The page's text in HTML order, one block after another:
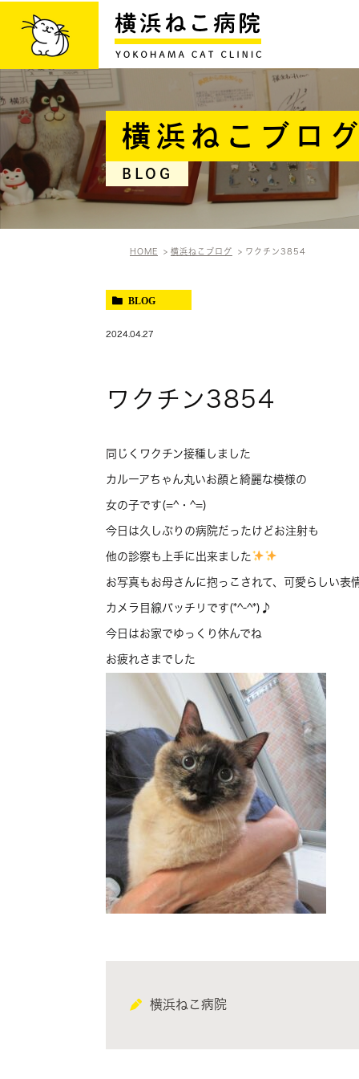
横浜ねこブロ
BLOG
HOME 横浜ねこブログ ワクチン3854
BLOG
2024.04.27
ワクチン3854
同じくワクチン接種しました
カルーアちゃん丸いお顔と綺麗な模様の
女の子です(=^・^=)
今日は久しぶりの病院だったけどお注射も
他の診察も上手に出来ました
お写真もお母さんに抱っこされて、可愛らしい表
カメラ目線バッチリです(*^-^*)♪
今日はお家でゆっくり休んでね
お疲れさまでした
横浜ねこ病院